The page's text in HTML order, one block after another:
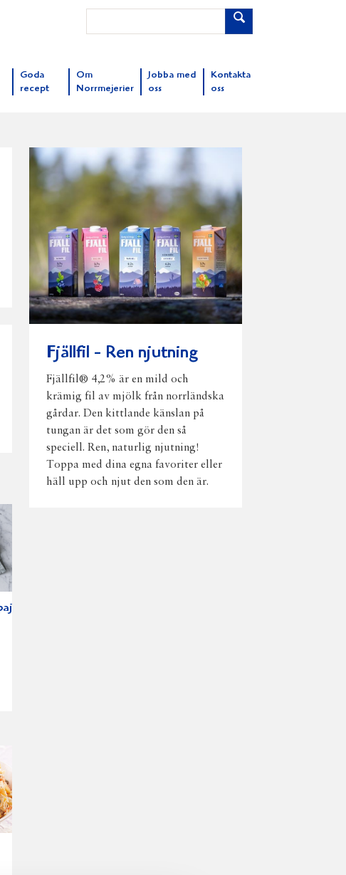
Goda
recept
Om
Norrmejerier
Jobba med
oss
Kontakta
oss
Fjällfil - Ren njutning
Fjällfil® 4,2% är en mild och
krämig fil av mjölk från norrländska
gårdar. Den kittlande känslan på
tungan är det som gör den så
speciell. Ren, naturlig njutning!
Toppa med dina egna favoriter eller
häll upp och njut den som den är.